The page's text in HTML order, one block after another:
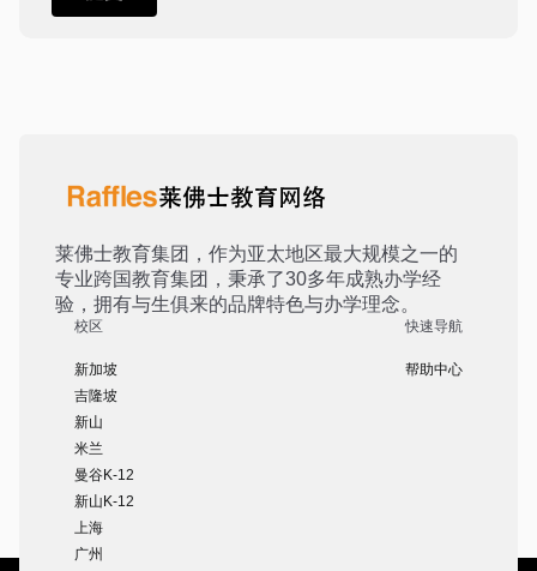
莱佛士教育集团，作为亚太地区最大规模之一的
专业跨国教育集团，秉承了30多年成熟办学经
验，拥有与生俱来的品牌特色与办学理念。
校区
新加坡
吉隆坡
新山
米兰
曼谷K-12
新山K-12
上海
广州
快速导航
帮助中心